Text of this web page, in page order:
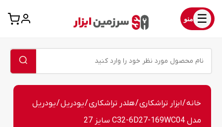
☰ منو
خانه/ابزار تراشکاری/هلدر تراشکاری/یودریل/ یودریل
مدل C32-6D27-169WC04 سایز 27